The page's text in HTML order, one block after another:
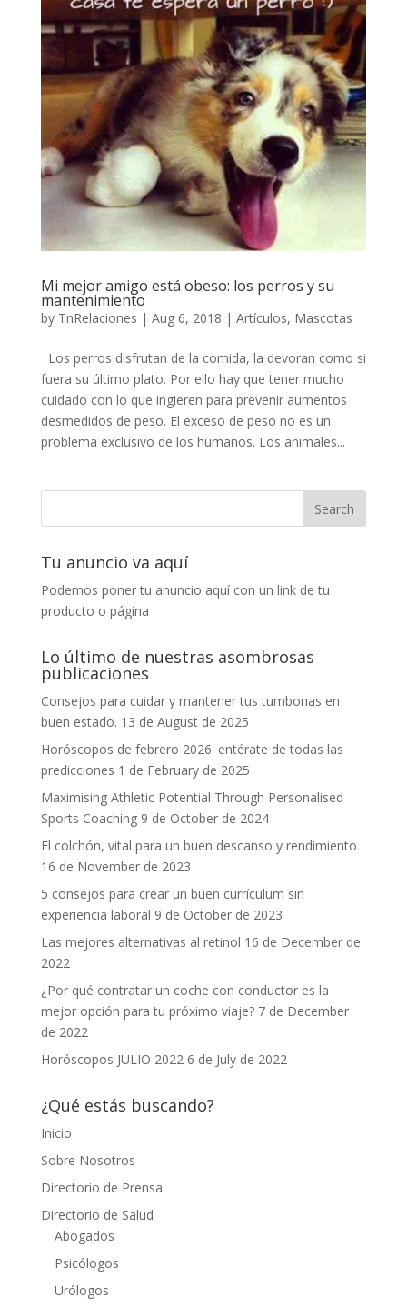
Mi mejor amigo está obeso: los perros y su
mantenimiento
by TnRelaciones | Aug 6, 2018 | Artículos, Mascotas
Los perros disfrutan de la comida, la devoran como si
fuera su último plato. Por ello hay que tener mucho
cuidado con lo que ingieren para prevenir aumentos
desmedidos de peso. El exceso de peso no es un
problema exclusivo de los humanos. Los animales...
Tu anuncio va aquí
Podemos poner tu anuncio aquí con un link de tu
producto o página
Lo último de nuestras asombrosas
publicaciones
Consejos para cuidar y mantener tus tumbonas en
buen estado. 13 de August de 2025
Horóscopos de febrero 2026: entérate de todas las
predicciones 1 de February de 2025
Maximising Athletic Potential Through Personalised
Sports Coaching 9 de October de 2024
El colchón, vital para un buen descanso y rendimiento
16 de November de 2023
5 consejos para crear un buen currículum sin
experiencia laboral 9 de October de 2023
Las mejores alternativas al retinol 16 de December de
2022
¿Por qué contratar un coche con conductor es la
mejor opción para tu próximo viaje? 7 de December
de 2022
Horóscopos JULIO 2022 6 de July de 2022
¿Qué estás buscando?
Inicio
Sobre Nosotros
Directorio de Prensa
Directorio de Salud
Abogados
Psicólogos
Urólogos